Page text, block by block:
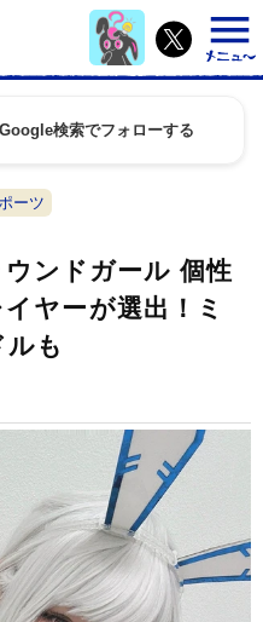
検索でフォローする
ーツ
ウンドガール 個性
ヤーが選出！ミ
も